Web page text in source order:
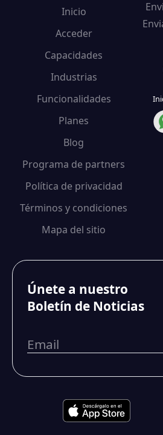
Inicio
Acceder
Capacidades
Industrias
Funcionalidades
Planes
Blog
Programa de partners
Política de privacidad
Términos y condiciones
Mapa del sitio
Únete a nuestro
Boletín de Noticias